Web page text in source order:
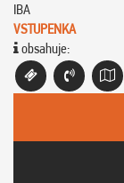
IBA
VSTUPENKA
obsahuje: